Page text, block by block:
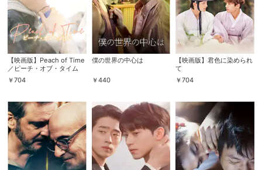
【映画版】Peach of Time
／ピーチ・オブ・タイム
￥704
僕の世界の中心は
￥440
【映画版】君色に染められ
て
￥704